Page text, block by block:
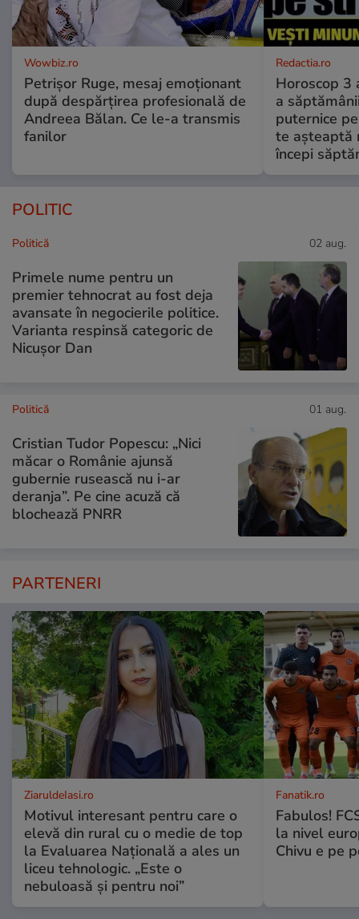
Wowbiz.ro
Petrișor Ruge, mesaj emoționant
după despărțirea profesională de
Andreea Bălan. Ce le-a transmis
fanilor
Redactia.ro
Horoscop 3
a
puternice
te așteaptă
începi
POLITIC
Politică 02 aug.
Primele nume pentru un
premier tehnocrat au fost deja
avansate în negocierile politice.
Varianta respinsă categoric de
Nicușor Dan
Politică 01 aug.
Cristian Tudor Popescu: „Nici
măcar o Românie ajunsă
gubernie rusească nu i-ar
deranja”. Pe cine acuză că
blochează PNRR
PARTENERI
ZiaruldeIasi.ro
Motivul interesant pentru care o
elevă din rural cu o medie de top
la Evaluarea Națională a ales un
liceu tehnologic. „Este o
nebuloasă și pentru noi”
Fanatik.ro
Fabulos!
la nivel
Chivu e pe